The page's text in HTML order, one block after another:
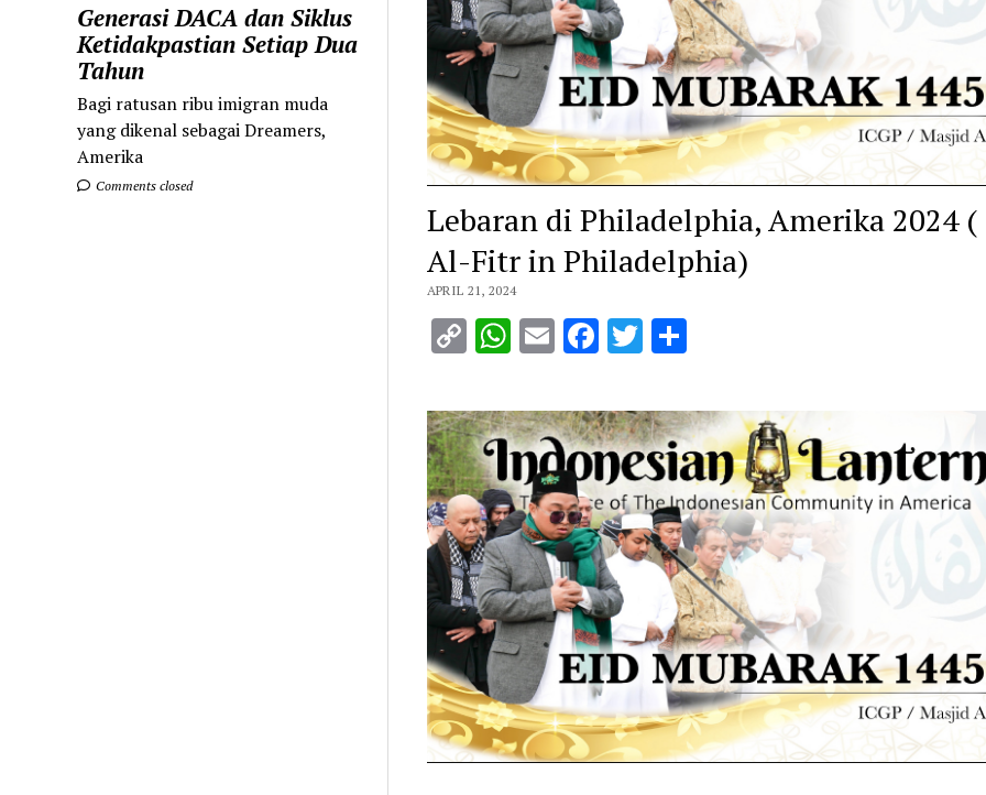
Generasi DACA dan Siklus
Ketidakpastian Setiap Dua
Tahun
Bagi ratusan ribu imigran muda
yang dikenal sebagai Dreamers,
Amerika
Comments closed
Lebaran di Philadelphia, Amerika 2024 (
Al-Fitr in Philadelphia)
APRIL 21, 2024
CopyWhatsApp
EmailFacebook
Twitter
Share